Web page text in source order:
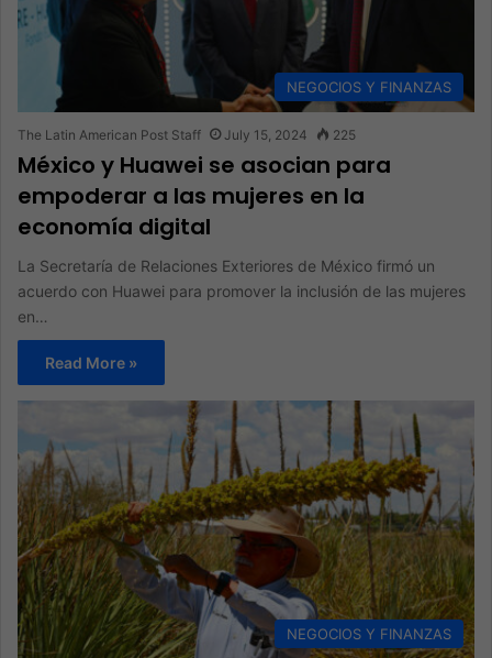
NEGOCIOS Y FINANZAS
The Latin American Post Staff July 15, 2024 225
México y Huawei se asocian para
empoderar a las mujeres en la
economía digital
La Secretaría de Relaciones Exteriores de México firmó un
acuerdo con Huawei para promover la inclusión de las mujeres
en…
Read More »
NEGOCIOS Y FINANZAS